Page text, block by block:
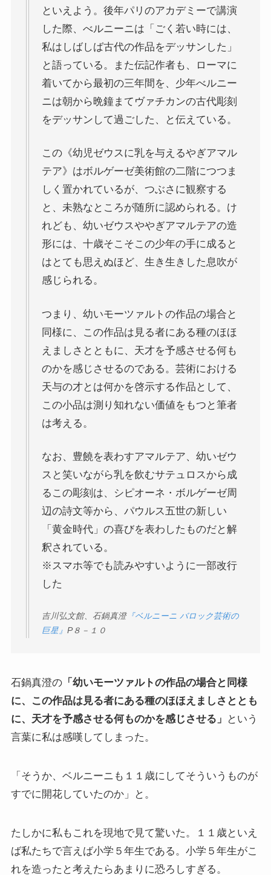
といえよう。後年パリのアカデミーで講演
した際、べルニーニは「ごく若い時には、
私はしばしば古代の作品をデッサンした」
と語っている。また伝記作者も、ローマに
着いてから最初の三年間を、少年べルニー
ニは朝から晩鐘まてヴァチカンの古代彫刻
をデッサンして過ごした、と伝えている。
この《幼児ゼウスに乳を与えるやぎアマル
テア》はボルゲーゼ美術館の二階につつま
しく置かれているが、つぶさに観察する
と、未熟なところが随所に認められる。け
れども、幼いゼウスややぎアマルテアの造
形には、十歳そこそこの少年の手に成ると
はとても思えぬほど、生き生きした息吹が
感じられる。
つまり、幼いモーツァルトの作品の場合と
同様に、この作品は見る者にある種のほほ
えましさとともに、天才を予感させる何も
のかを感じさせるのである。芸術における
天与の才とは何かを啓示する作品として、
この小品は測り知れない価値をもつと筆者
は考える。
なお、豊饒を表わすアマルテア、幼いゼウ
スと笑いながら乳を飲むサテュロスから成
るこの彫刻は、シピオーネ・ボルゲーゼ周
辺の詩文等から、パウルス五世の新しい
「黄金時代」の喜びを表わしたものだと解
釈されている。
※スマホ等でも読みやすいように一部改行
した
吉川弘文館、石鍋真澄『ベルニーニ バロック芸術の
巨星』 P８－１０
石鍋真澄の「幼いモーツァルトの作品の場合と同様
に、この作品は見る者にある種のほほえましさととも
に、天才を予感させる何ものかを感じさせる」
という
言葉に私は感嘆してしまった。
「そうか、ベルニーニも１１歳にしてそういうものが
すでに開花していたのか」と。
たしかに私もこれを現地で見て驚いた。１１歳といえ
ば私たちで言えば小学５年生である。小学５年生がこ
れを造ったと考えたらあまりに恐ろしすぎる。